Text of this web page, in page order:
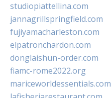
studiopiattellina.com
jannagrillspringfield.com
fujiyamacharleston.com
elpatronchardon.com
donglaishun-order.com
fiamc-rome2022.org
mariceworldessentials.com